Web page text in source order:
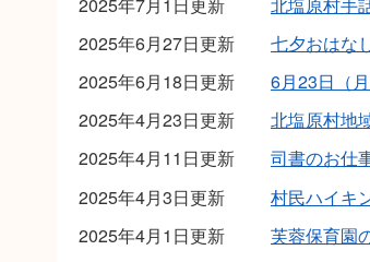
2025年6月27日更新
七夕おはな
2025年6月18日更新
6⽉23⽇（
2025年4月23日更新
北塩原村地
2025年4月11日更新
司書のお仕
2025年4月3日更新
村民ハイキ
2025年4月1日更新
芙蓉保育園